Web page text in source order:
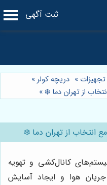
ثبت آگهی
تجهیزات » دریچه کولر»
از تهران دما ❄️ »
انتخاب از تهران دما ❄️
کانال‌کشی و تهویه
هوا و ایجاد آسایش